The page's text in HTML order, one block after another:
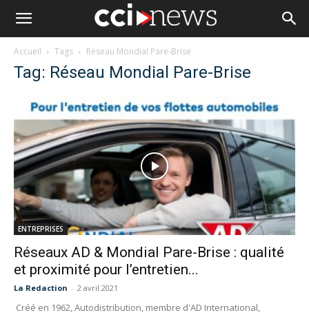
Accueil Tags Réseau Mondial Pare-Brise
Tag: Réseau Mondial Pare-Brise
ENTREPRISES
Réseaux AD & Mondial Pare-Brise : qualité
et proximité pour l’entretien...
La Redaction - 2 avril 2021
Créé en 1962, Autodistribution, membre d'AD International,